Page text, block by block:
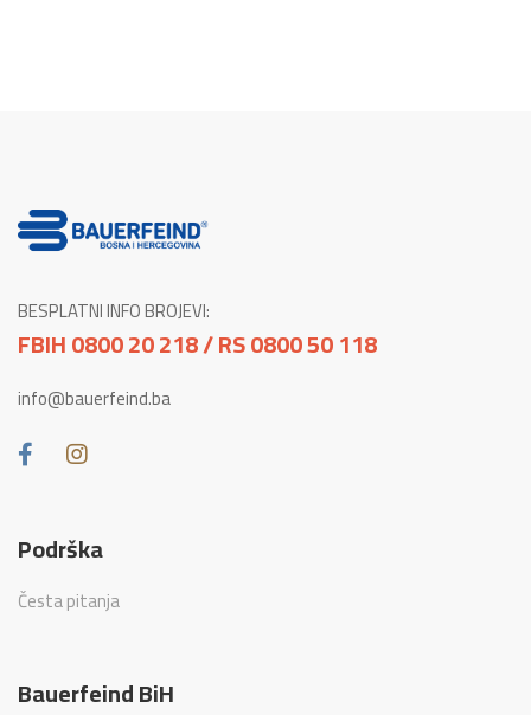
BESPLATNI INFO BROJEVI:
FBIH 0800 20 218 / RS 0800 50 118
info@bauerfeind.ba
Podrška
Česta pitanja
Bauerfeind BiH